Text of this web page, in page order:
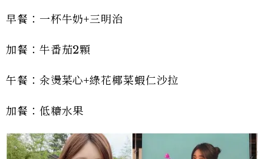
早餐：一杯牛奶+三明治
加餐：牛番茄2顆
午餐：汆燙菜心+綠花椰菜蝦仁沙拉
加餐：低糖水果